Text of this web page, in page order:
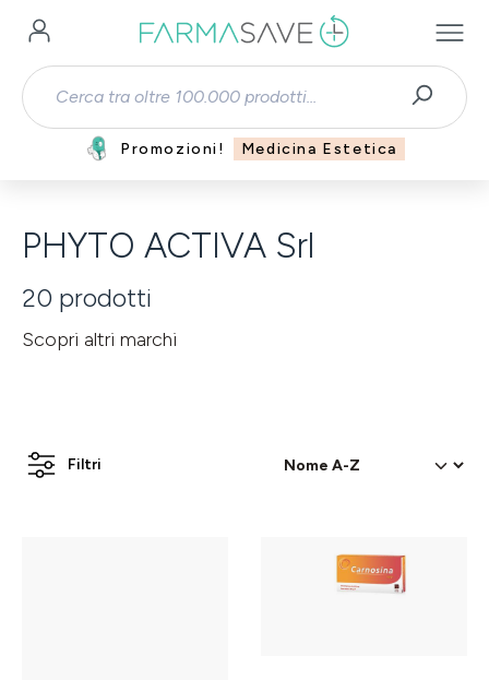
Passa al contenuto principale
Promozioni! Medicina Estetica
PHYTO ACTIVA Srl
20 prodotti
Scopri altri marchi
Filtri